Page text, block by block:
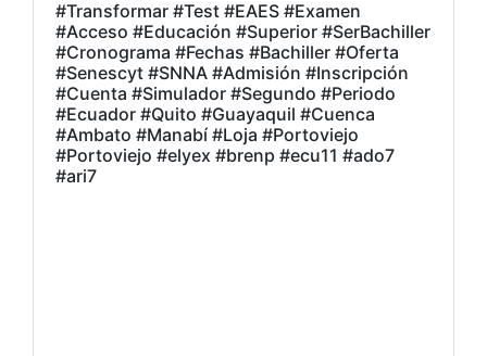
#Transformar #Test #EAES #Examen
#Acceso #Educación #Superior #SerBachiller
#Cronograma #Fechas #Bachiller #Oferta
#Senescyt #SNNA #Admisión #Inscripción
#Cuenta #Simulador #Segundo #Periodo
#Ecuador #Quito #Guayaquil #Cuenca
#Ambato #Manabí #Loja #Portoviejo
#Portoviejo #elyex #brenp #ecu11 #ado7
#ari7